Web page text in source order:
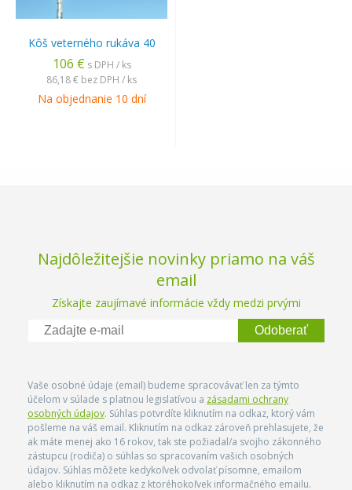
Kôš veterného rukáva 40
106 € s DPH / ks
86,18 € bez DPH / ks
Na objednanie 10 dní
Najdôležitejšie novinky priamo na váš
email
Získajte zaujímavé informácie vždy medzi prvými
Odoberať
Vaše osobné údaje (email) budeme spracovávať len za týmto
účelom v súlade s platnou legislatívou a zásadami ochrany
osobných údajov. Súhlas potvrdíte kliknutím na odkaz, ktorý vám
pošleme na váš email. Kliknutím na odkaz zároveň prehlasujete, že
ak máte menej ako 16 rokov, tak ste požiadal/a svojho zákonného
zástupcu (rodiča) o súhlas so spracovaním vašich osobných
údajov. Súhlas môžete kedykoľvek odvolať písomne, emailom
alebo kliknutím na odkaz z ktoréhokoľvek informačného emailu.